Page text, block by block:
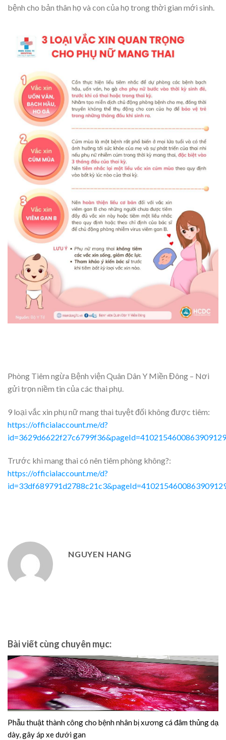
bệnh cho bản thân họ và con của họ trong thời gian mới sinh.
Phòng Tiêm ngừa Bệnh viện Quân Dân Y Miền Đông – Nơi
gửi trọn niềm tin của các thai phụ.
9 loại vắc xin phụ nữ mang thai tuyệt đối không được tiêm:
https://officialaccount.me/d?
id=3629d6622f27c6799f36&pageId=4102154600863909129
Trước khi mang thai có nên tiêm phòng không?:
https://officialaccount.me/d?
NGUYEN HANG
Bài viết cùng chuyên mục:
Phẫu thuật thành công cho bệnh nhân bị xương cá đâm thủng dạ
dày, gây áp xe dưới gan